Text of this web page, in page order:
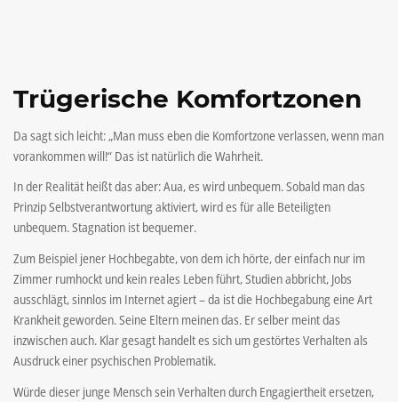
Trügerische Komfortzonen
Da sagt sich leicht: „Man muss eben die Komfortzone verlassen, wenn man
vorankommen will!“ Das ist natürlich die Wahrheit.
In der Realität heißt das aber: Aua, es wird unbequem. Sobald man das
Prinzip Selbstverantwortung aktiviert, wird es für alle Beteiligten
unbequem. Stagnation ist bequemer.
Zum Beispiel jener Hochbegabte, von dem ich hörte, der einfach nur im
Zimmer rumhockt und kein reales Leben führt, Studien abbricht, Jobs
ausschlägt, sinnlos im Internet agiert – da ist die Hochbegabung eine Art
Krankheit geworden. Seine Eltern meinen das. Er selber meint das
inzwischen auch. Klar gesagt handelt es sich um gestörtes Verhalten als
Ausdruck einer psychischen Problematik.
Würde dieser junge Mensch sein Verhalten durch Engagiertheit ersetzen,